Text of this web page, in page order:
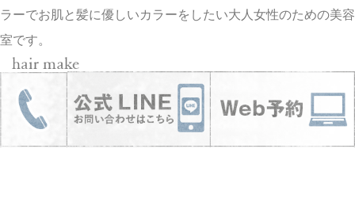
ラーでお肌と髪に優しいカラーをしたい大人女性のための美容
室です。
神戸市中央区加納町4-9-17 幸田ビル2F / 3F